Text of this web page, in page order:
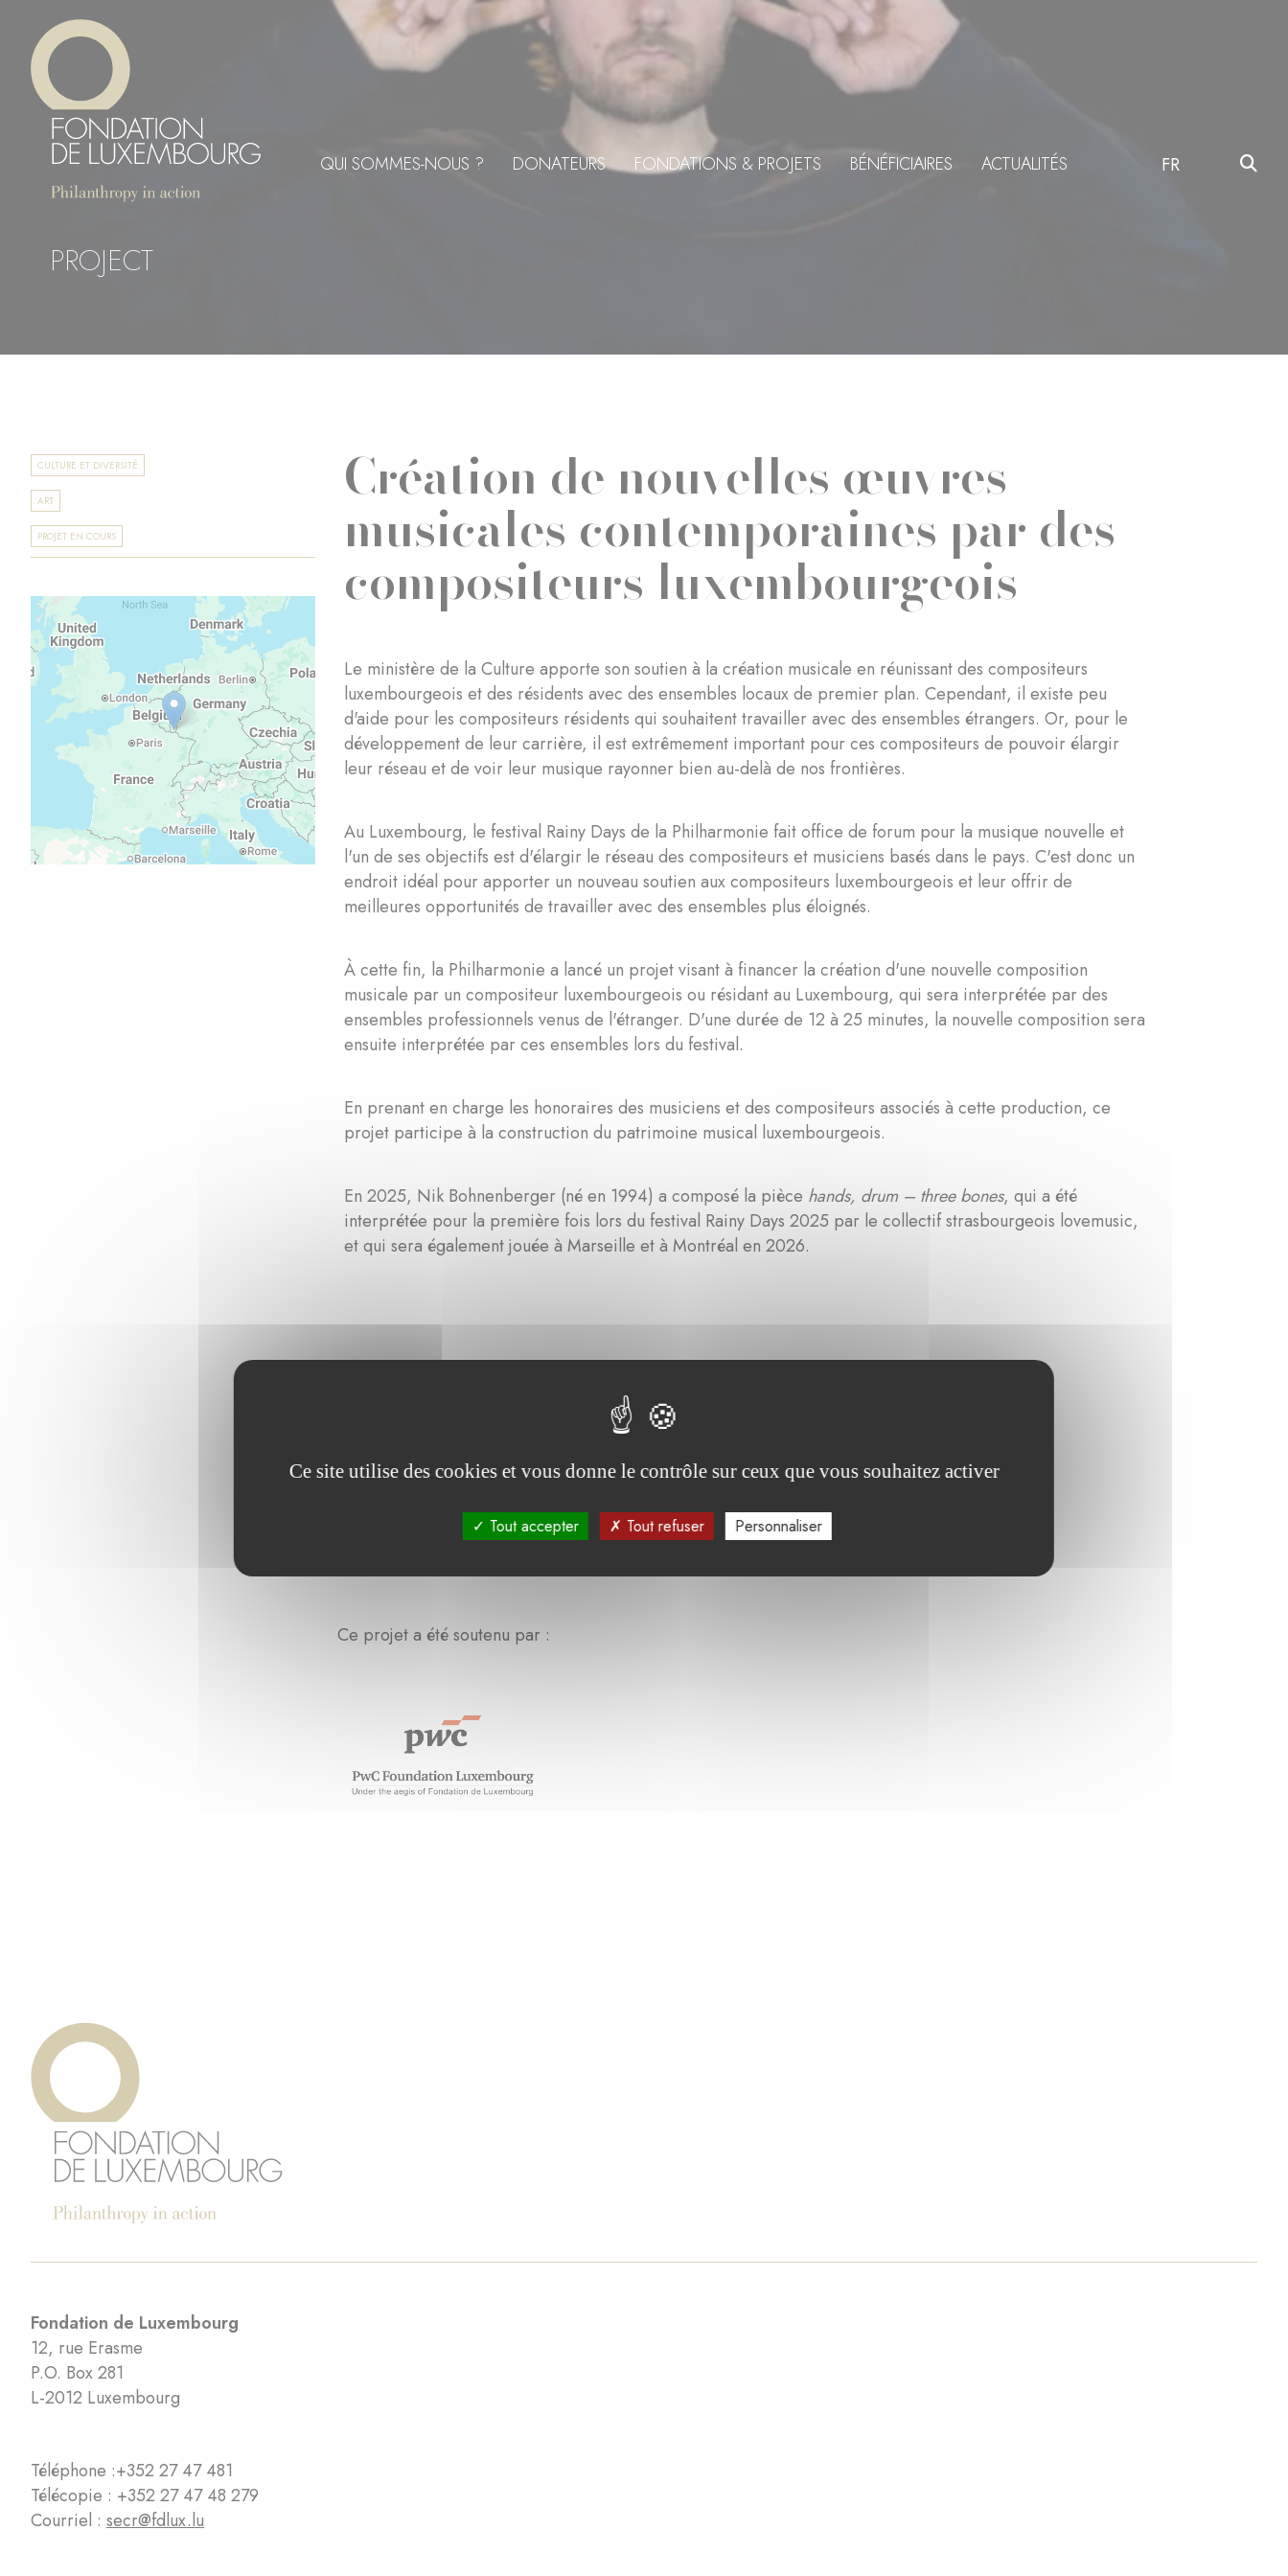
contenu
principal
QUI SOMMES-NOUS ? DONATEURS FONDATIONS & PROJETS BÉNÉFICIAIRES ACTUALITÉS FR
PROJECT
CULTURE ET DIVERSITÉ
ART
PROJET EN COURS
Création de nouvelles œuvres
musicales contemporaines par des
compositeurs luxembourgeois
Le ministère de la Culture apporte son soutien à la création musicale en réunissant des compositeurs
luxembourgeois et des résidents avec des ensembles locaux de premier plan. Cependant, il existe peu
d'aide pour les compositeurs résidents qui souhaitent travailler avec des ensembles étrangers. Or, pour le
développement de leur carrière, il est extrêmement important pour ces compositeurs de pouvoir élargir
leur réseau et de voir leur musique rayonner bien au-delà de nos frontières.
Au Luxembourg, le festival Rainy Days de la Philharmonie fait office de forum pour la musique nouvelle et
l'un de ses objectifs est d'élargir le réseau des compositeurs et musiciens basés dans le pays. C'est donc un
endroit idéal pour apporter un nouveau soutien aux compositeurs luxembourgeois et leur offrir de
meilleures opportunités de travailler avec des ensembles plus éloignés.
À cette fin, la Philharmonie a lancé un projet visant à financer la création d'une nouvelle composition
musicale par un compositeur luxembourgeois ou résidant au Luxembourg, qui sera interprétée par des
ensembles professionnels venus de l'étranger. D'une durée de 12 à 25 minutes, la nouvelle composition sera
ensuite interprétée par ces ensembles lors du festival.
En prenant en charge les honoraires des musiciens et des compositeurs associés à cette production, ce
projet participe à la construction du patrimoine musical luxembourgeois.
En 2025, Nik Bohnenberger (né en 1994) a composé la pièce hands, drum – three bones, qui a été
interprétée pour la première fois lors du festival Rainy Days 2025 par le collectif strasbourgeois lovemusic,
et qui sera également jouée à Marseille et à Montréal en 2026.
Ce projet a été soutenu par :
Fondation de Luxembourg
12, rue Erasme
P.O. Box 281
L-2012 Luxembourg
Téléphone :+352 27 47 481
Télécopie : +352 27 47 48 279
Courriel : secr@fdlux.lu
Ce site utilise des cookies et vous donne le contrôle sur ceux que vous souhaitez activer
Tout accepter Tout refuser Personnaliser